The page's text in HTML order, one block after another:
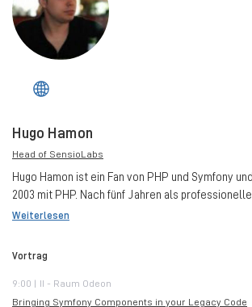
Hugo Hamon
Head of SensioLabs
Hugo Hamon ist ein Fan von PHP und Symfony
2003 mit PHP. Nach fünf Jahren als professioneller
Weiterlesen
Vortrag
9:00 | II - Raum Odeon
Bringing Symfony Components in your Legacy Code